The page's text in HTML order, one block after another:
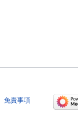
免責事項